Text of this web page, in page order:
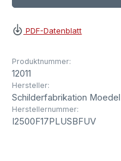
PDF-Datenblatt
Produktnummer:
12011
Hersteller:
Schilderfabrikation
Herstellernummer:
I2500F17PLUSBFUV